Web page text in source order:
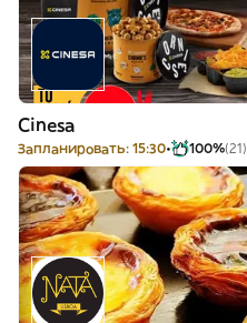
Cinesa
Запланировать: 15:30 100%(21)